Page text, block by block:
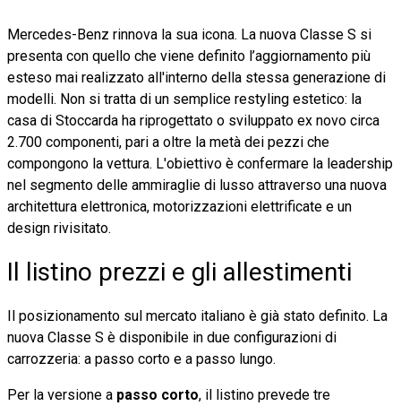
Mercedes-Benz rinnova la sua icona. La nuova Classe S si
presenta con quello che viene definito l’aggiornamento più
esteso mai realizzato all'interno della stessa generazione di
modelli. Non si tratta di un semplice restyling estetico: la
casa di Stoccarda ha riprogettato o sviluppato ex novo circa
2.700 componenti, pari a oltre la metà dei pezzi che
compongono la vettura. L'obiettivo è confermare la leadership
nel segmento delle ammiraglie di lusso attraverso una nuova
architettura elettronica, motorizzazioni elettrificate e un
design rivisitato.
Il listino prezzi e gli allestimenti
Il posizionamento sul mercato italiano è già stato definito. La
nuova Classe S è disponibile in due configurazioni di
carrozzeria: a passo corto e a passo lungo.
Per la versione a passo corto, il listino prevede tre